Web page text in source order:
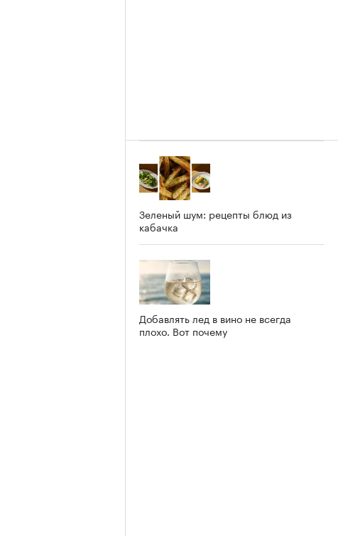
Зеленый шум: рецепты блюд из
кабачка
Добавлять лед в вино не всегда
плохо. Вот почему